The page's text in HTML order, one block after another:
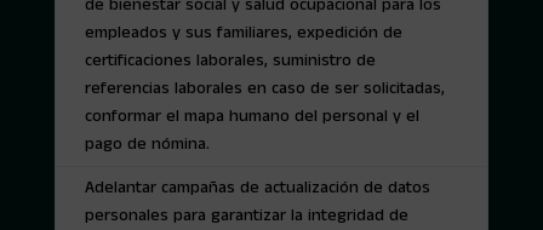
de bienestar social y salud ocupacional para los
empleados y sus familiares, expedición de
certificaciones laborales, suministro de
referencias laborales en caso de ser solicitadas,
conformar el mapa humano del personal y el
pago de nómina.
Adelantar campañas de actualización de datos
personales para garantizar la integridad de